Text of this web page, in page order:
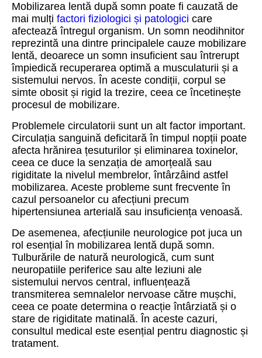
Mobilizarea lentă după somn poate fi cauzată de
mai mulți factori fiziologici și patologici care
afectează întregul organism. Un somn neodihnitor
reprezintă una dintre principalele cauze mobilizare
lentă, deoarece un somn insuficient sau întrerupt
împiedică recuperarea optimă a musculaturii și a
sistemului nervos. În aceste condiții, corpul se
simte obosit și rigid la trezire, ceea ce încetinește
procesul de mobilizare.
Problemele circulatorii sunt un alt factor important.
Circulația sanguină deficitară în timpul nopții poate
afecta hrănirea țesuturilor și eliminarea toxinelor,
ceea ce duce la senzația de amorțeală sau
rigiditate la nivelul membrelor, întârzâind astfel
mobilizarea. Aceste probleme sunt frecvente în
cazul persoanelor cu afecțiuni precum
hipertensiunea arterială sau insuficiența venoasă.
De asemenea, afecțiunile neurologice pot juca un
rol esențial în mobilizarea lentă după somn.
Tulburările de natură neurologică, cum sunt
neuropatiile periferice sau alte leziuni ale
sistemului nervos central, influențează
transmiterea semnalelor nervoase către mușchi,
ceea ce poate determina o reacție întârziată și o
stare de rigiditate matinală. În aceste cazuri,
consultul medical este esențial pentru diagnostic și
tratament.